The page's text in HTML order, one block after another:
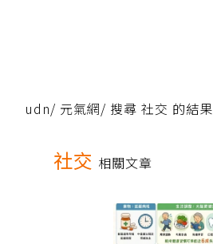
udn/ 元氣網/ 搜尋 社交 的結果
社交 相關文章